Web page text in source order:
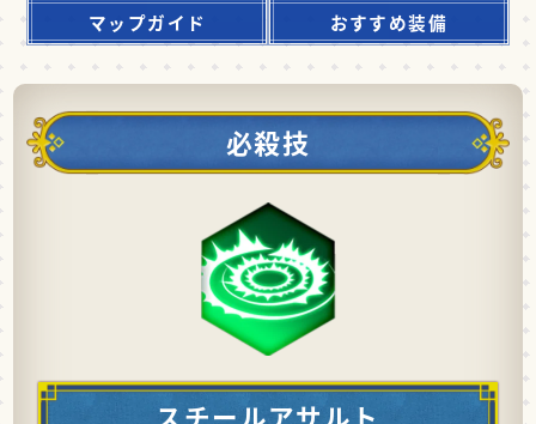
マップガイド
おすすめ装備
必殺技
スチールアサルト